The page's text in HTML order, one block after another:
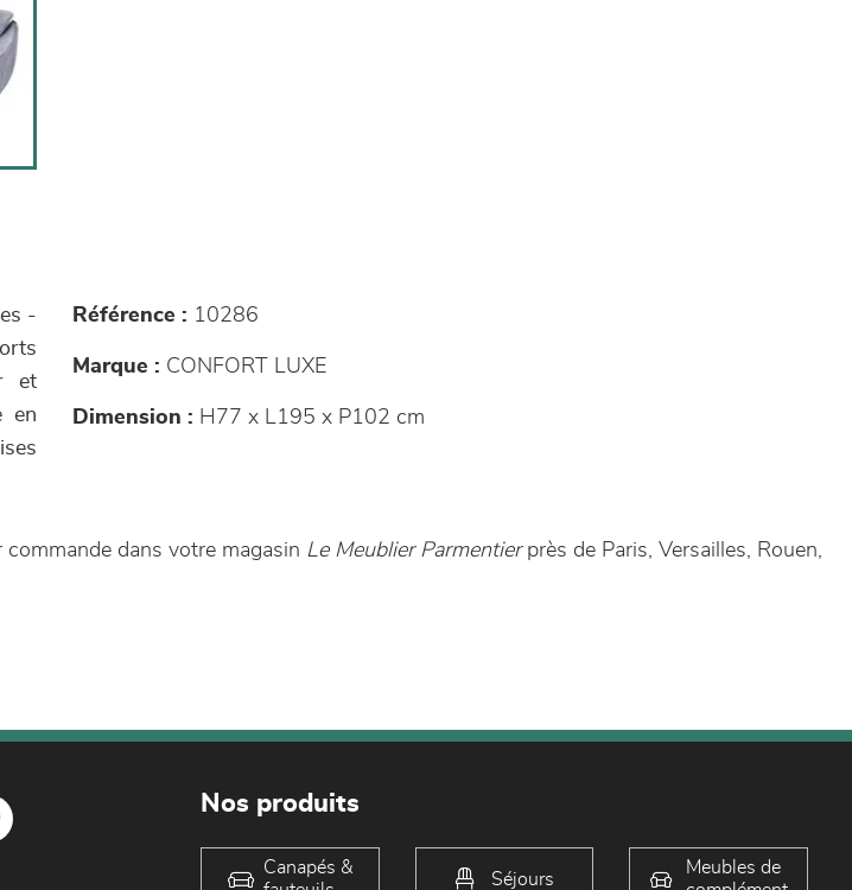
-
et
en
Référence : 10286
Marque : CONFORT LUXE
Dimension : H77 x L195 x P102 cm
dans votre magasin Le Meublier Parmentierprès de Paris, Versailles, Rouen,
Nos produits
Canapés &
Séjours
Meubles de